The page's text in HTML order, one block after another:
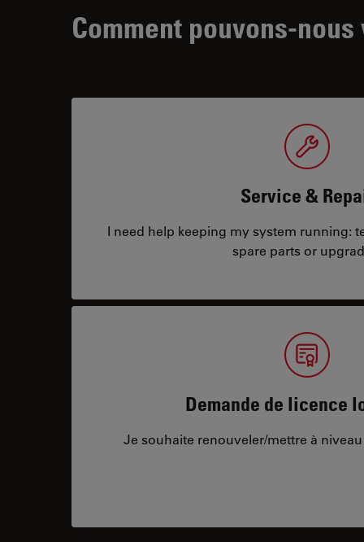
Comment pouvons-
Service &
I need help keeping my system running:
spare parts or
Demande de licence
Je souhaite renouveler/mettre à